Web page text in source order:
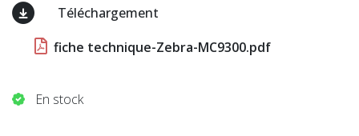
Téléchargement
fiche technique-Zebra-MC9300.pdf
En stock